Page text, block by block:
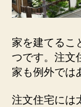
家を建てるこ
つです。注文
家も例外では
注文住宅には